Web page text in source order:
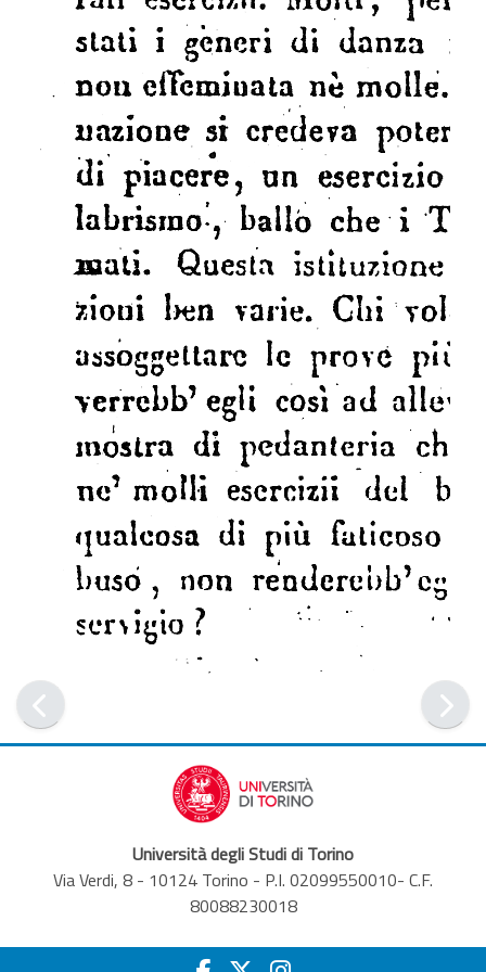
Università degli Studi di Torino
Via Verdi, 8 - 10124 Torino - P.I. 02099550010- C.F.
80088230018